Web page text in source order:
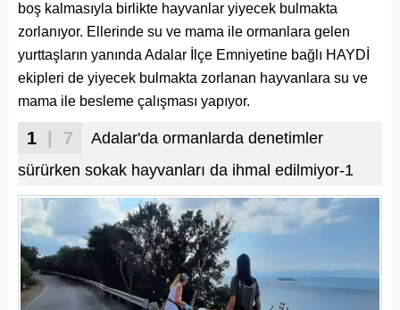
boş kalmasıyla birlikte hayvanlar yiyecek bulmakta
zorlanıyor. Ellerinde su ve mama ile ormanlara gelen
yurttaşların yanında Adalar İlçe Emniyetine bağlı HAYDİ
ekipleri de yiyecek bulmakta zorlanan hayvanlara su ve
mama ile besleme çalışması yapıyor.
1 | 7
Adalar'da ormanlarda denetimler
sürürken sokak hayvanları da ihmal edilmiyor-1